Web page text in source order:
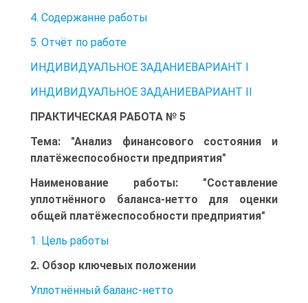
4. Содержанне работы
5. Отчёт по работе
ИНДИВИДУАЛЬНОЕ ЗАДАНИЕВАРИАНТ I
ИНДИВИДУАЛЬНОЕ ЗАДАНИЕВАРИАНТ II
ПРАКТИЧЕСКАЯ РАБОТА № 5
Тема: "Анализ финансового состояния и
платёжеспособности предприятия"
Наименование работы: "Составление
уплотнённого баланса-нетто для оценки
общей платёжеспособности предприятия"
1. Цель работы
2. Обзор ключевых положении
Уплотнённый баланс-нетто